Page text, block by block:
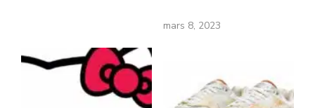
mars 8, 2023